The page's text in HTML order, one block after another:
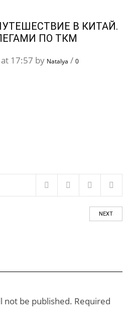
В КИТАЙ.
ПО ТКМ
17:57 by Natalya / 0
NEXT
not be published. Required